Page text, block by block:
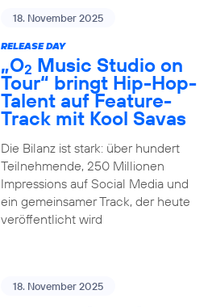
18. November 2025
RELEASE DAY
„O2 Music Studio on
Tour“ bringt Hip-Hop-
Talent auf Feature-
Track mit Kool Savas
Die Bilanz ist stark: über hundert
Teilnehmende, 250 Millionen
Impressions auf Social Media und
ein gemeinsamer Track, der heute
veröffentlicht wird
18. November 2025